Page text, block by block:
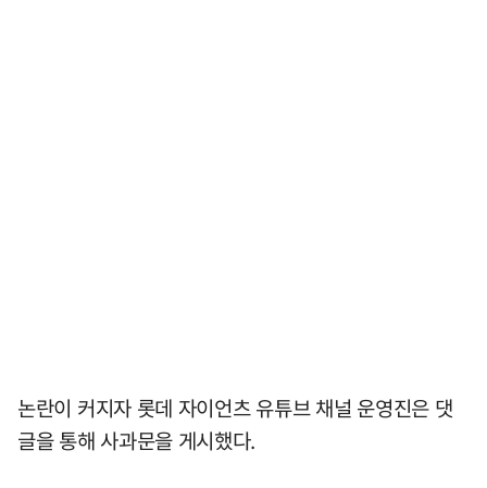
논란이 커지자 롯데 자이언츠 유튜브 채널 운영진은 댓
글을 통해 사과문을 게시했다.